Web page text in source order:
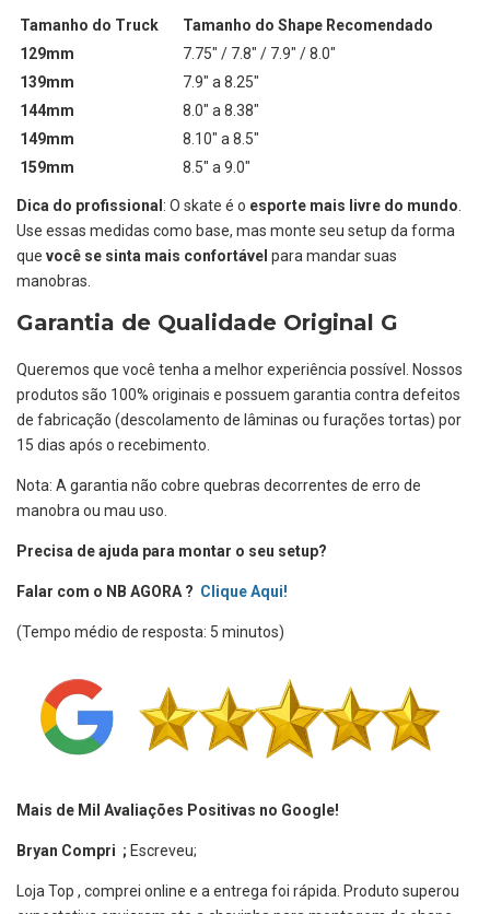
Tamanho do Truck
Tamanho do Shape Recomendado
129mm
7.75" / 7.8" / 7.9" / 8.0"
139mm
7.9" a 8.25"
144mm
8.0" a 8.38"
149mm
8.10" a 8.5"
159mm
8.5" a 9.0"
Dica do profissional : O skate é o esporte mais livre do mundo
Use essas medidas como base, mas monte seu setup da forma
que você se sinta mais confortável para mandar suas
manobras.
Garantia de Qualidade Original G
Queremos que você tenha a melhor experiência possível. Nossos
produtos são 100% originais e possuem garantia contra defeitos
de fabricação (descolamento de lâminas ou furações tortas) por
15 dias após o recebimento.
Nota: A garantia não cobre quebras decorrentes de erro de
manobra ou mau uso.
Precisa de ajuda para montar o seu setup?
Falar com o NB AGORA ? Clique Aqui!
(Tempo médio de resposta: 5 minutos)
Mais de Mil Avaliações Positivas no Google!
Bryan Compri ; Escreveu;
Loja Top , comprei online e a entrega foi rápida. Produto superou